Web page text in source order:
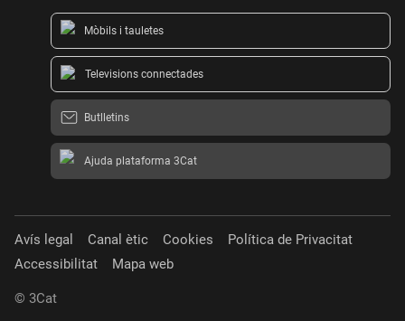
Mòbils i tauletes
Televisions connectades
Butlletins
Ajuda plataforma 3Cat
Avís legal Canal ètic Cookies
Política de Privacitat
Accessibilitat
Mapa web
© 3Cat